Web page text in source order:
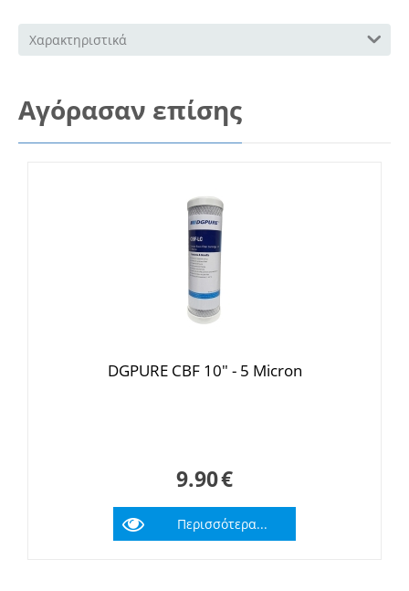
Χαρακτηριστικά
Αγόρασαν επίσης
DGPURE CBF 10" - 5 Micron
9.90€
Περισσότερα...